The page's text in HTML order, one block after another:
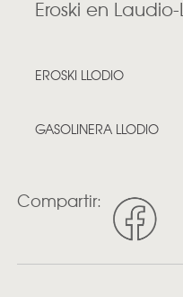
Eroski en
EROSKI LLODIO
GASOLINERA LLODIO
Compartir: